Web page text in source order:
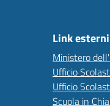
Link esterni
Ministero
Ufficio
Ufficio
Scuola in